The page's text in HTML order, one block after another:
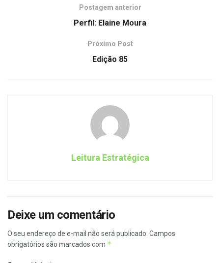
Postagem anterior
Perfil: Elaine Moura
Próximo Post
Edição 85
Leitura Estratégica
Deixe um comentário
O seu endereço de e-mail não será publicado. Campos
obrigatórios são marcados com *